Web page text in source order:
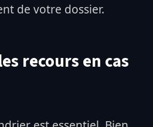
de votre dossier.
recours en cas